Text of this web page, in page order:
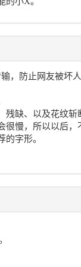
，防止网友被坏人
缺、以及花纹斩
慢，所以以后
字形。